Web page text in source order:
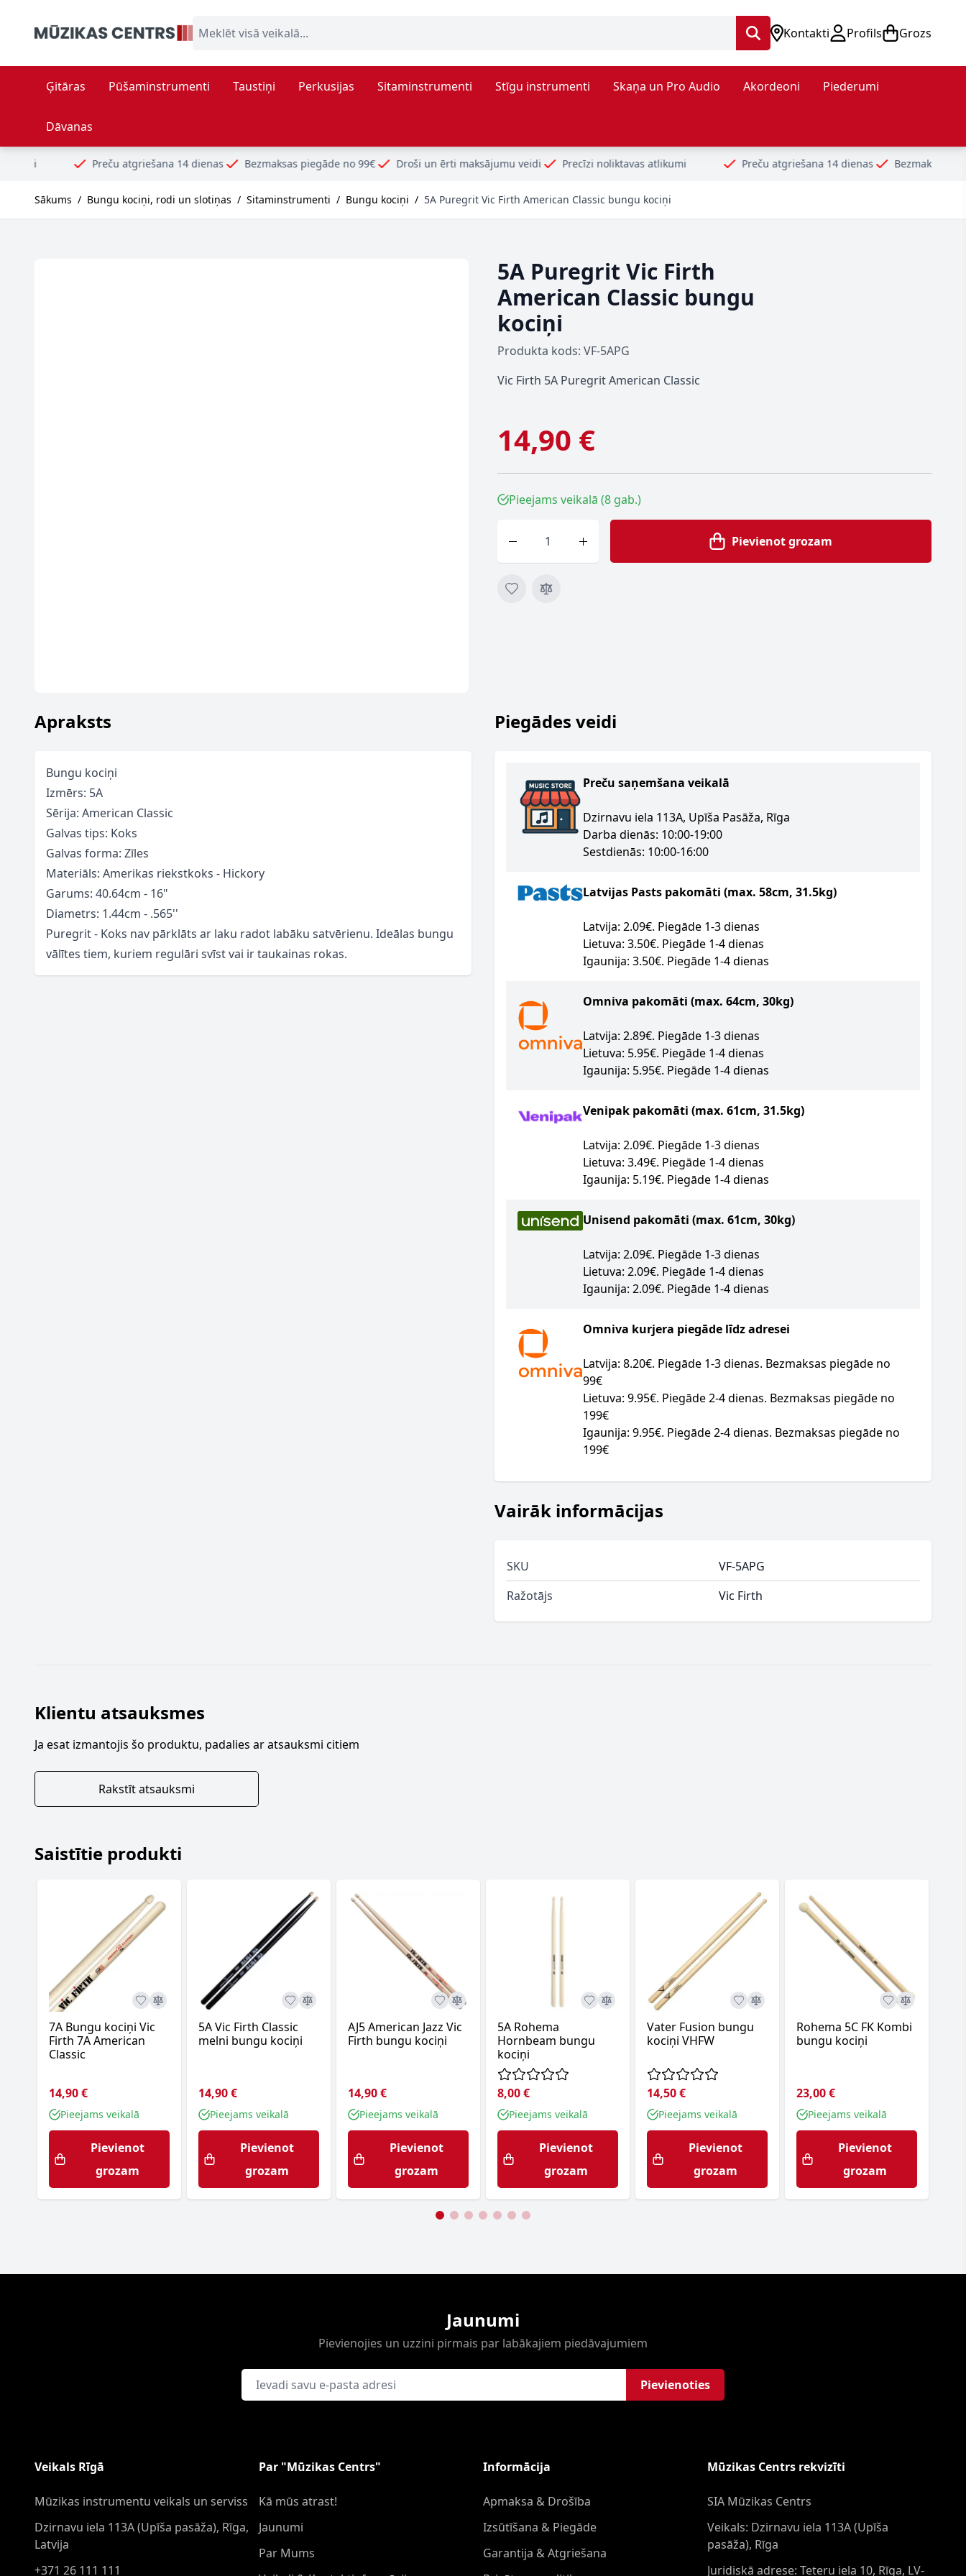
Meklēt visā veikalā...
Kontakti Profils Grozs
Ģitāras Pūšaminstrumenti Taustiņi Perkusijas Sitaminstrumenti Stīgu instrumenti Skaņa un Pro Audio Akordeoni Piederumi
Dāvanas
Preču atgriešana 14 dienas Bezmaksas piegāde no 99€ Droši un ērti maksājumu veidi Precīzi noliktavas atlikumi Preču atgriešana 14 dienas Bezmaksas piegāde no 99€
Sākums / Bungu kociņi, rodi un slotiņas / Sitaminstrumenti / Bungu kociņi / 5A Puregrit Vic Firth American Classic bungu kociņi
5A Puregrit Vic Firth
American Classic bungu
kociņi
Produkta kods: VF-5APG
Vic Firth 5A Puregrit American Classic
14,90 €
Pieejams veikalā (8 gab.)
Pievienot grozam
Apraksts
Bungu kociņi
Izmērs: 5A
Sērija: American Classic
Galvas tips: Koks
Galvas forma: Zīles
Materiāls: Amerikas riekstkoks - Hickory
Garums: 40.64cm - 16"
Diametrs: 1.44cm - .565''
Puregrit - Koks nav pārklāts ar laku radot labāku satvērienu. Ideālas bungu
vālītes tiem, kuriem regulāri svīst vai ir taukainas rokas.
Piegādes veidi
Preču saņemšana veikalā
Dzirnavu iela 113A, Upīša Pasāža, Rīga
Darba dienās: 10:00-19:00
Sestdienās: 10:00-16:00
Latvijas Pasts pakomāti (max. 58cm, 31.5kg)
Latvija: 2.09€. Piegāde 1-3 dienas
Lietuva: 3.50€. Piegāde 1-4 dienas
Igaunija: 3.50€. Piegāde 1-4 dienas
Omniva pakomāti (max. 64cm, 30kg)
Latvija: 2.89€. Piegāde 1-3 dienas
Lietuva: 5.95€. Piegāde 1-4 dienas
Igaunija: 5.95€. Piegāde 1-4 dienas
Venipak pakomāti (max. 61cm, 31.5kg)
Latvija: 2.09€. Piegāde 1-3 dienas
Lietuva: 3.49€. Piegāde 1-4 dienas
Igaunija: 5.19€. Piegāde 1-4 dienas
Unisend pakomāti (max. 61cm, 30kg)
Latvija: 2.09€. Piegāde 1-3 dienas
Lietuva: 2.09€. Piegāde 1-4 dienas
Igaunija: 2.09€. Piegāde 1-4 dienas
Omniva kurjera piegāde līdz adresei
Latvija: 8.20€. Piegāde 1-3 dienas. Bezmaksas piegāde no
99€
Lietuva: 9.95€. Piegāde 2-4 dienas. Bezmaksas piegāde no
199€
Igaunija: 9.95€. Piegāde 2-4 dienas. Bezmaksas piegāde no
199€
Vairāk informācijas
SKU
VF-5APG
Ražotājs
Vic Firth
Klientu atsauksmes
Ja esat izmantojis šo produktu, padalies ar atsauksmi citiem
Rakstīt atsauksmi
Saistītie produkti
7A Bungu kociņi Vic
Firth 7A American
Classic
14,90 €
Pieejams veikalā
Pievienot
grozam
5A Vic Firth Classic
melni bungu kociņi
14,90 €
Pieejams veikalā
Pievienot
grozam
AJ5 American Jazz Vic
Firth bungu kociņi
14,90 €
Pieejams veikalā
Pievienot
grozam
5A Rohema
Hornbeam bungu
kociņi
8,00 €
Pieejams veikalā
Pievienot
grozam
Vater Fusion bungu
kociņi VHFW
14,50 €
Pieejams veikalā
Pievienot
grozam
Rohema 5C FK Kombi
bungu kociņi
23,00 €
Pieejams veikalā
Pievienot
grozam
Jaunumi
Pievienojies un uzzini pirmais par labākajiem piedāvajumiem
E-pasta adrese Pievienoties
Veikals Rīgā
Mūzikas instrumentu veikals un serviss
Dzirnavu iela 113A (Upīša pasāža), Rīga,
Latvija
+371 26 111 111
Par "Mūzikas Centrs"
Kā mūs atrast!
Jaunumi
Par Mums
Informācija
Apmaksa & Drošība
Izsūtīšana & Piegāde
Garantija & Atgriešana
Mūzikas Centrs rekvizīti
SIA Mūzikas Centrs
Veikals: Dzirnavu iela 113A (Upīša
pasāža), Rīga
Juridiskā adrese: Teteru iela 10, Rīga, LV-